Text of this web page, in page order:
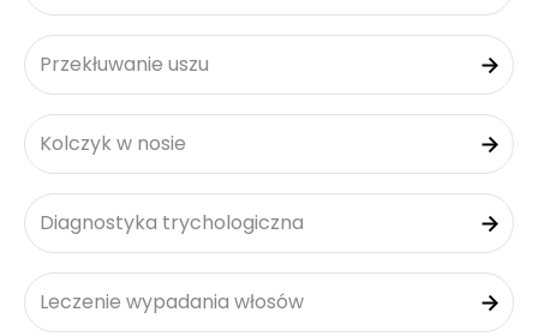
Przekłuwanie uszu
Kolczyk w nosie
Diagnostyka trychologiczna
Leczenie wypadania włosów